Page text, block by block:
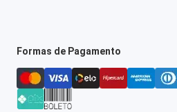
Formas de Pagamento